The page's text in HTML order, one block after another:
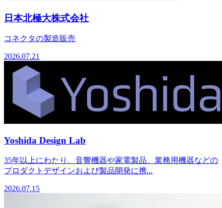
日本北極大株式会社
コネクタの製造販売
2026.07.21
Yoshida Design Lab
35年以上にわたり、音響機器や家電製品、業務用機器などの
プロダクトデザインおよび製品開発に携...
2026.07.15